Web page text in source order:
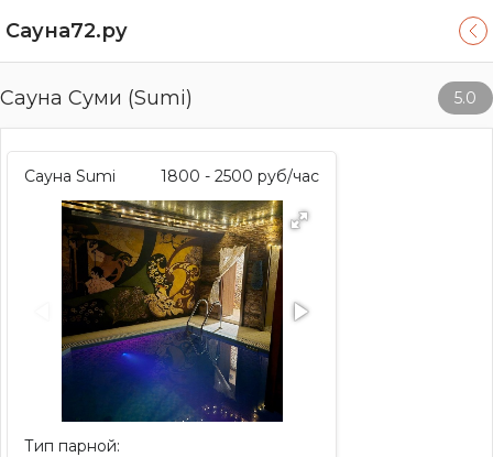
Сауна72.ру
Сауна Суми (Sumi) 5.0
Сауна Sumi 1800 - 2500 руб/час
Тип парной: